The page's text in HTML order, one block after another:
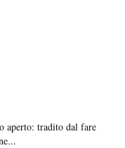
aperto: tradito dal fare